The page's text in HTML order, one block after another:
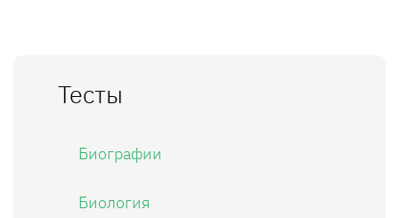
Тесты
Биографии
Биология